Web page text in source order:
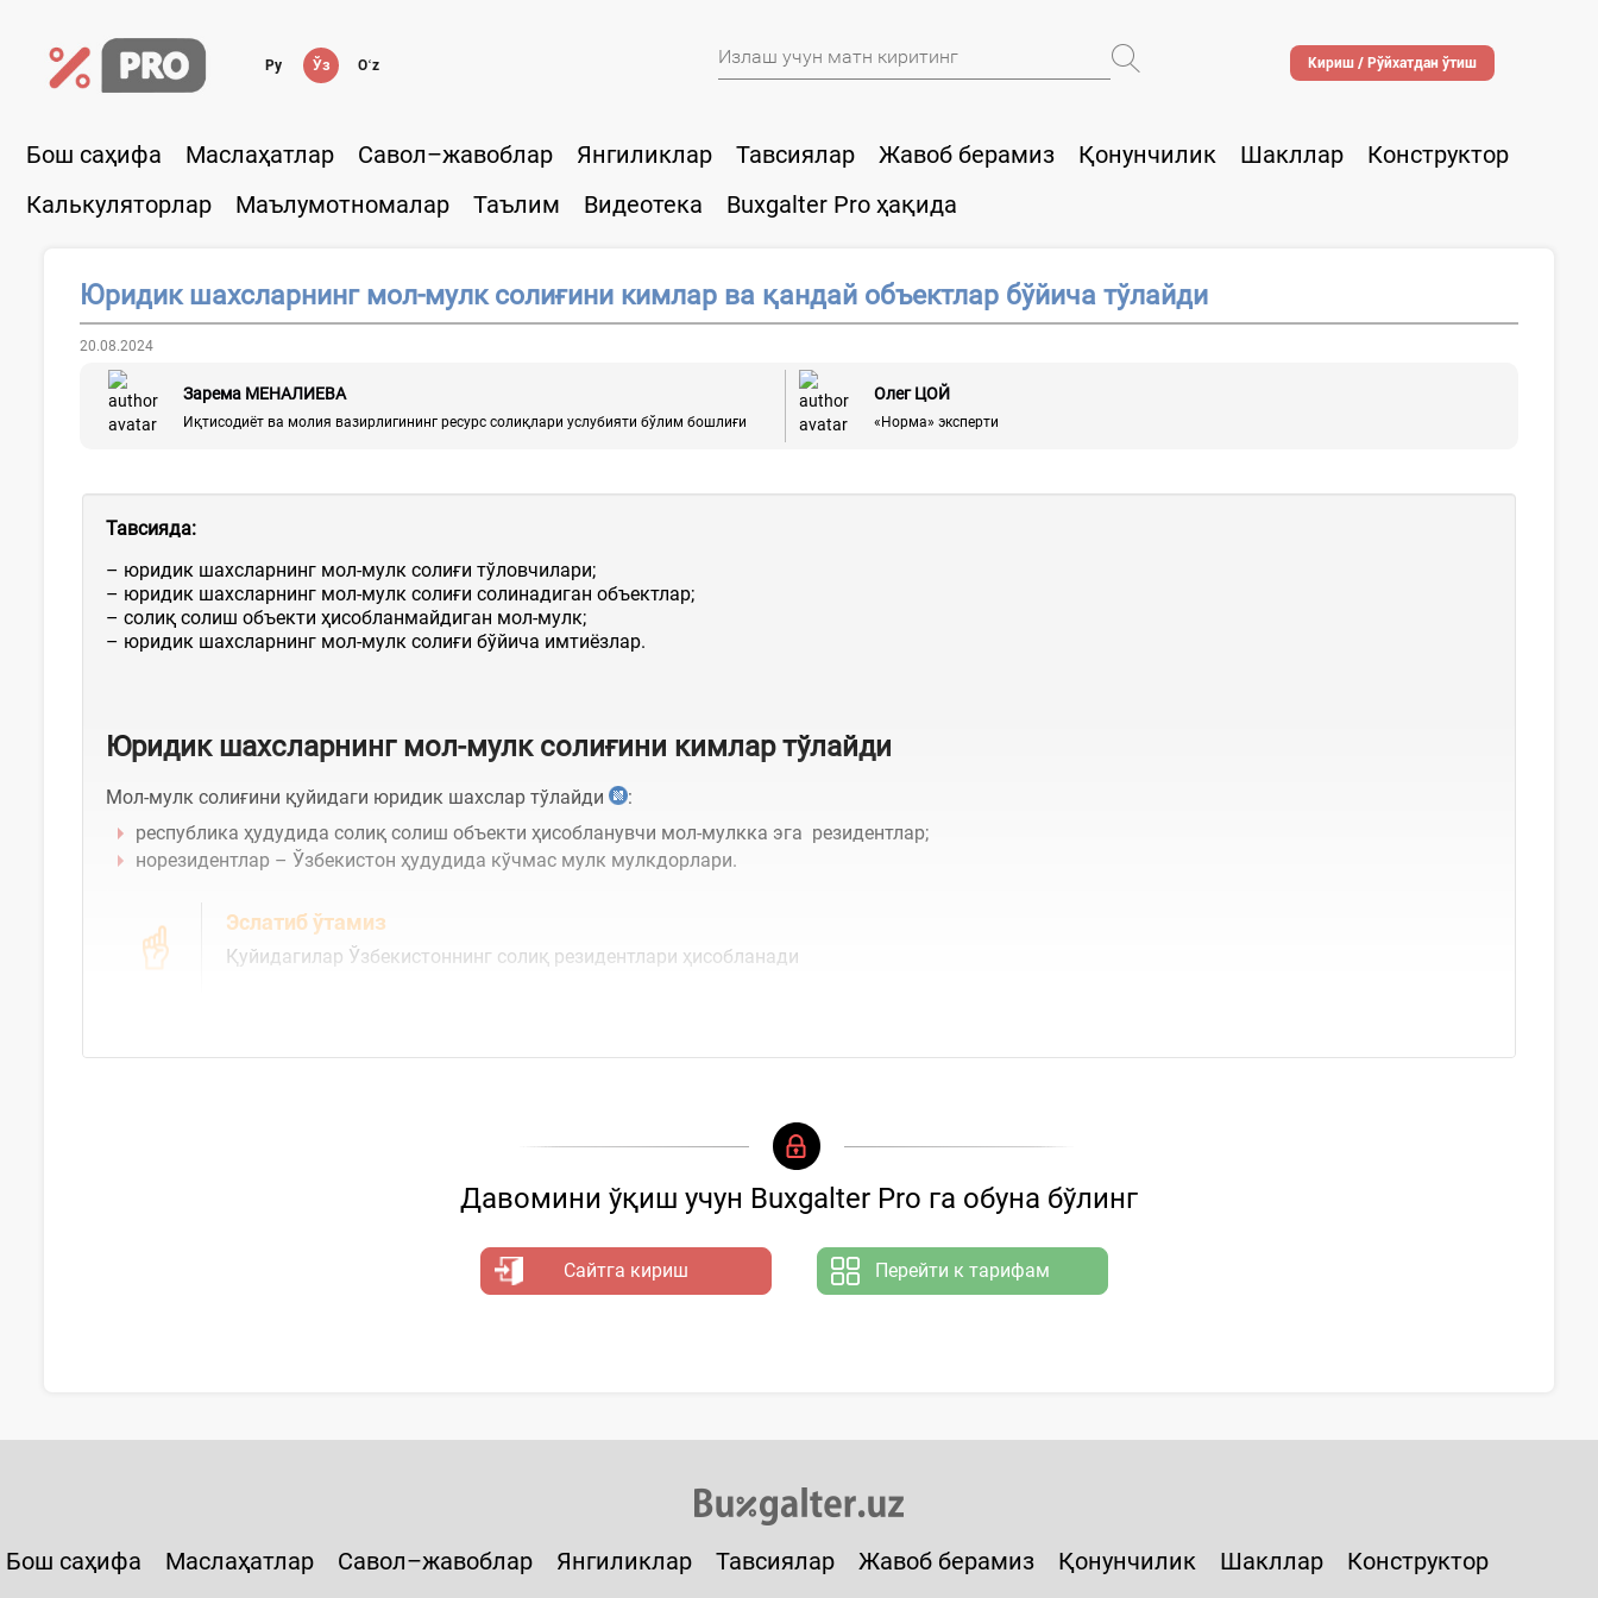
Ру Ўз Oʻz Кириш / Рўйхатдан ўтиш
Бош саҳифа Маслаҳатлар Савол–жавоблар Янгиликлар Тавсиялар Жавоб берамиз Қонунчилик Шакллар
Конструктор
Калькуляторлар
Маълумотномалар Таълим Видеотека Buxgalter Pro ҳақида
Юридик шахсларнинг мол-мулк солиғини кимлар ва қандай объектлар бўйича тўлайди
20.08.2024
Зарема МЕНАЛИЕВА
Иқтисодиёт ва молия вазирлигининг ресурс солиқлари услубияти бўлим бошлиғи
Олег ЦОЙ
«Норма» эксперти
Тавсияда:
– юридик шахсларнинг мол-мулк солиғи тўловчилари;
– юридик шахсларнинг мол-мулк солиғи солинадиган объектлар;
– солиқ солиш объекти ҳисобланмайдиган мол-мулк;
– юридик шахсларнинг мол-мулк солиғи бўйича имтиёзлар.
Юридик шахсларнинг мол-мулк солиғини кимлар тўлайди
Мол-мулк солиғини қуйидаги юридик шахслар тўлайди
:
республика ҳудудида солиқ солиш объекти ҳисобланувчи мол-мулкка эга резидентлар;
норезидентлар – Ўзбекистон ҳудудида кўчмас мулк мулкдорлари.
Эслатиб ўтамиз
Қуйидагилар Ўзбекистоннинг солиқ резидентлари ҳисобланади
Давомини ўқиш учун Buxgalter Pro га обуна бўлинг
Сайтга кириш Перейти к тарифам
Бош саҳифа Маслаҳатлар Савол–жавоблар Янгиликлар Тавсиялар Жавоб берамиз Қонунчилик Шакллар
Конструктор